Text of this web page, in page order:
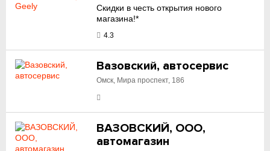
Скидки в честь открытия нового
магазина!*
4.3
Вазовский, автосервис
Омск, Мира проспект, 186
ВАЗОВСКИЙ, ООО,
автомагазин